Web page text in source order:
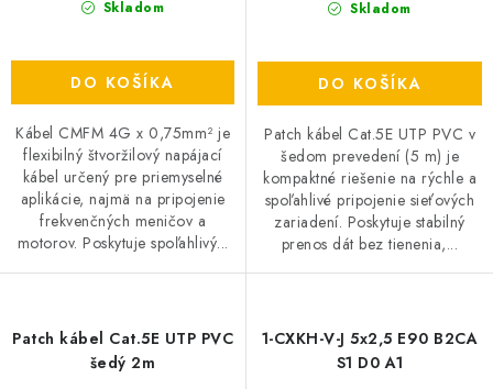
Skladom
DO KOŠÍKA
Kábel CMFM 4G x 0,75mm² je
flexibilný štvoržilový napájací
kábel určený pre priemyselné
aplikácie, najmä na pripojenie
frekvenčných meničov a
motorov. Poskytuje spoľahlivý...
Skladom
DO KOŠÍKA
Patch kábel Cat.5E UTP PVC v
šedom prevedení (5 m) je
kompaktné riešenie na rýchle a
spoľahlivé pripojenie sieťových
zariadení. Poskytuje stabilný
prenos dát bez tienenia,...
Patch kábel Cat.5E UTP PVC
šedý 2m
1-CXKH-V-J 5x2,5 E90 B2CA
S1 D0 A1